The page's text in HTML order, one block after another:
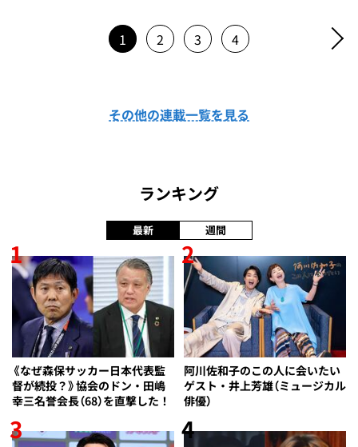
1 2 3 4
その他の連載一覧を見る
ランキング
最新 週間
1
《なぜ森保サッカー日本代表監
督が続投？》協会のドン・田嶋
幸三名誉会長（68）を直撃した！
2
阿川佐和子のこの人に会いたい
ゲスト・井上芳雄（ミュージカル
俳優）
3 4